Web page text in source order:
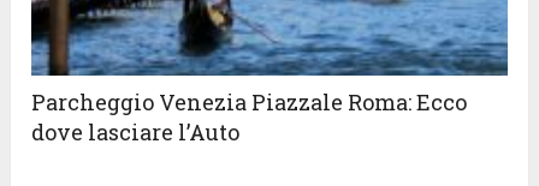
Parcheggio Venezia Piazzale Roma: Ecco
dove lasciare l’Auto